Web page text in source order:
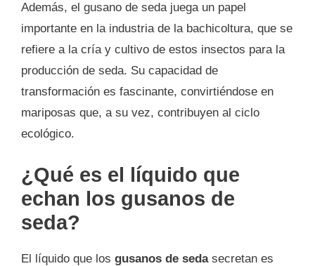
Además, el gusano de seda juega un papel
importante en la industria de la bachicoltura, que se
refiere a la cría y cultivo de estos insectos para la
producción de seda. Su capacidad de
transformación es fascinante, convirtiéndose en
mariposas que, a su vez, contribuyen al ciclo
ecológico.
¿Qué es el líquido que
echan los gusanos de
seda?
El líquido que los gusanos de sedasecretan es